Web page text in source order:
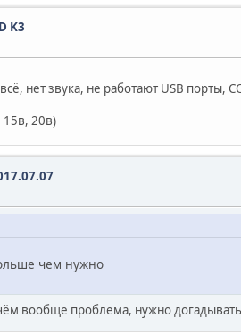
K3
нет звука, не работают USB
20в)
чем нужно
вообще проблема, нужно